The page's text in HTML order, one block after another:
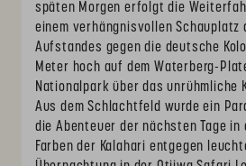
späten Morgen erfolgt die
einem verhängnisvollen Schauplatz
Aufstandes gegen die deutsche
Meter hoch auf dem Waterberg-
Nationalpark über das unrühmliche
Aus dem Schlachtfeld wurde ein
die Abenteuer der nächsten Tage
Farben der Kalahari entgegen